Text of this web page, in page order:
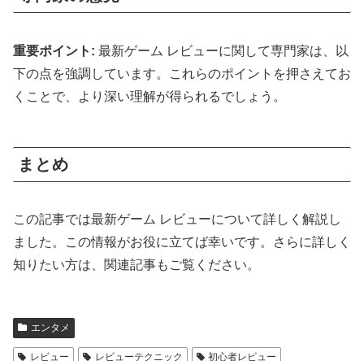
重要ポイント: 最新ゲーム レビューに関して専門家は、以
下の点を強調しています。これらのポイントを押さえてお
くことで、より深い理解が得られるでしょう。
まとめ
この記事では最新ゲーム レビューについて詳しく解説し
ました。この情報がお役に立てば幸いです。さらに詳しく
知りたい方は、関連記事もご覧ください。
エンタメ
レビュー レビューテクニック
初心者レビュー